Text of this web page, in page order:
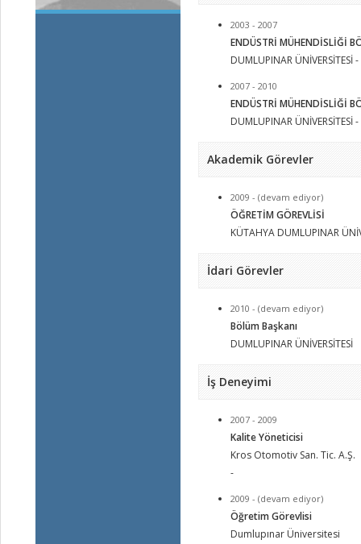
2003 - 2007
ENDÜSTRİ MÜHENDİSLİĞİ
DUMLUPINAR
2007 - 2010
ENDÜSTRİ MÜHENDİSLİĞİ
DUMLUPINAR
Akademik Görevler
2009 - (devam ediyor)
ÖĞRETİM GÖREVLİSİ
KÜTAHYA DUMLUPINAR
İdari Görevler
2010 - (devam ediyor)
Bölüm Başkanı
DUMLUPINAR ÜNİVERSİTESİ
İş Deneyimi
2007 - 2009
Kalite Yöneticisi
Kros Otomotiv San. Tic. A.Ş.
-
2009 - (devam ediyor)
Öğretim Görevlisi
Dumlupınar Üniversitesi